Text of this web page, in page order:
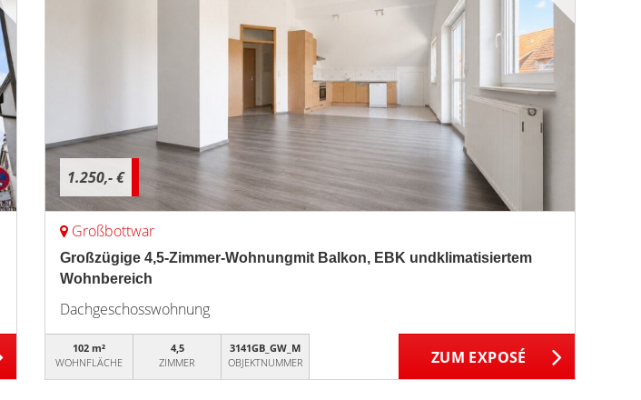
1.250,- €
Großbottwar
Großzügige 4,5-Zimmer-Wohnungmit Balkon, EBK undklimatisiertem
Wohnbereich
Dachgeschosswohnung
102 m²
WOHNFLÄCHE
4,5
ZIMMER
3141GB_GW_M
OBJEKTNUMMER
ZUM EXPOSÉ